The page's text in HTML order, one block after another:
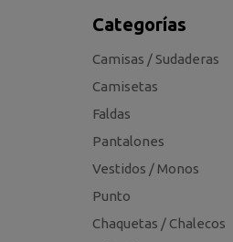
Categorías
Camisas / Sudaderas
Camisetas
Faldas
Pantalones
Vestidos / Monos
Punto
Chaquetas / Chalecos